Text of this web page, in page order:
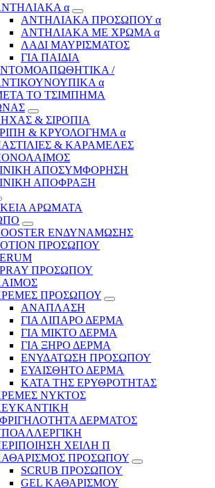
α
ΑΝΤΗΛΙΑΚΑ ΠΡΟΣΩΠΟΥ α
ΑΝΤΗΛΙΑΚΑ ΜΕ ΧΡΩΜΑ α
ΛΑΔΙ ΜΑΥΡΙΣΜΑΤΟΣ
ΓΙΑ ΠΑΙΔΙΑ
/
α
ΤΟ ΤΣΙΜΠΗΜΑ
& ΣΙΡΟΠΙΑ
& ΚΡΥΟΛΟΓΗΜΑ α
& ΚΑΡΑΜΕΛΕΣ
ΑΠΟΣΥΜΦΟΡΗΣΗ
ΑΠΟΦΡΑΞΗ
ΑΡΩΜΑΤΑ
ΕΝΔΥΝΑΜΩΣΗΣ
ΠΡΟΣΩΠΟΥ
ΠΡΟΣΩΠΟΥ
ΠΡΟΣΩΠΟΥ
ΑΝΑΠΛΑΣΗ
ΓΙΑ ΛΙΠΑΡΟ ΔΕΡΜΑ
ΓΙΑ ΜΙΚΤΟ ΔΕΡΜΑ
ΓΙΑ ΞΗΡΟ ΔΕΡΜΑ
ΕΝΥΔΑΤΩΣΗ ΠΡΟΣΩΠΟΥ
ΕΥΑΙΣΘΗΤΟ ΔΕΡΜΑ
ΚΑΤΑ ΤΗΣ ΕΡΥΘΡΟΤΗΤΑΣ
ΝΥΚΤΟΣ
ΔΕΡΜΑΤΟΣ
ΧΕΙΛΗ Π
ΠΡΟΣΩΠΟΥ
SCRUB ΠΡΟΣΩΠΟΥ
GEL ΚΑΘΑΡΙΣΜΟΥ